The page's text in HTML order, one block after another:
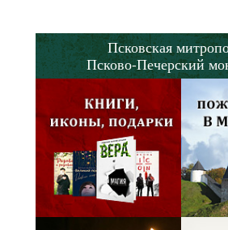
Псковская
Псково-Печерский